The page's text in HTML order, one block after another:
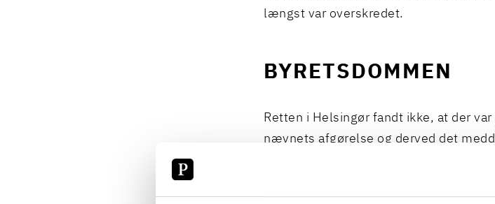
længst var overskredet.
BYRETSDOMMEN
Retten i Helsingør fandt ikke, at der
nævnets afgørelse og derved det